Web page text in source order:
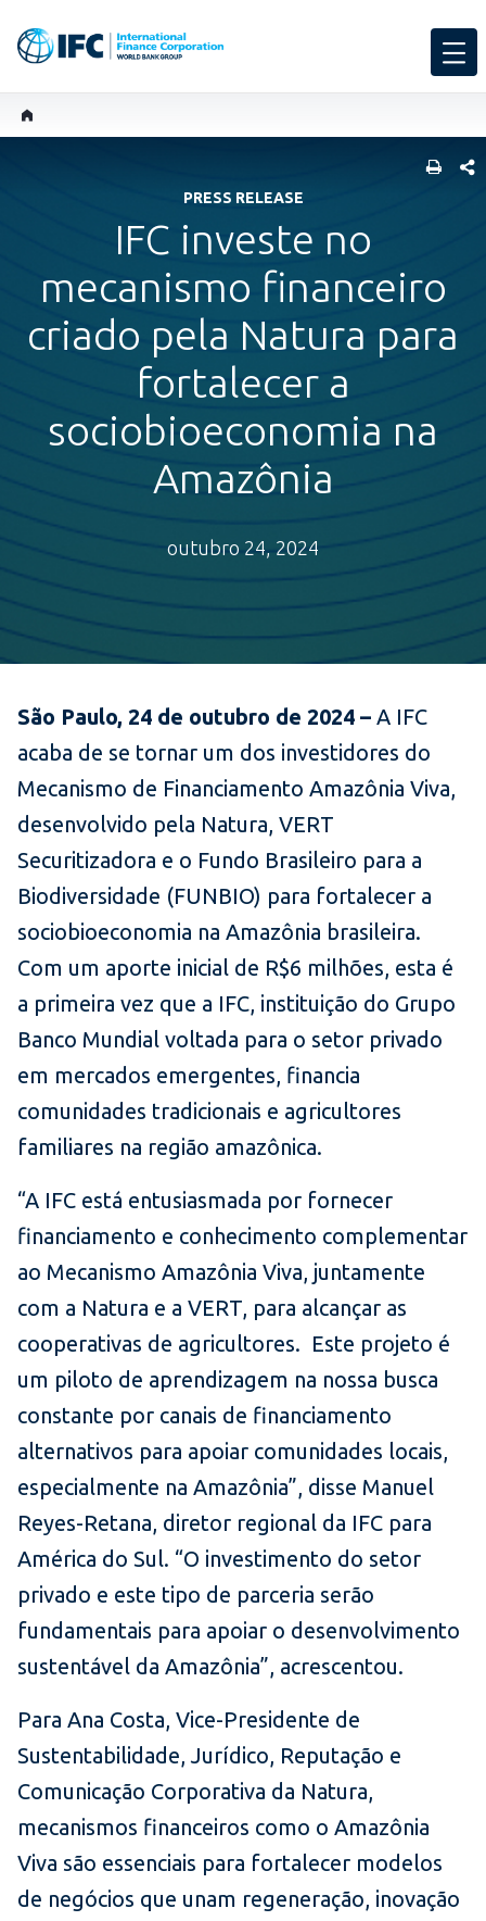
PRESS RELEASE
IFC investe no
mecanismo financeiro
criado pela Natura para
fortalecer a
sociobioeconomia na
Amazônia
outubro 24, 2024
São Paulo, 24 de outubro de 2024 – A IFC
acaba de se tornar um dos investidores do
Mecanismo de Financiamento Amazônia Viva,
desenvolvido pela Natura, VERT
Securitizadora e o Fundo Brasileiro para a
Biodiversidade (FUNBIO) para fortalecer a
sociobioeconomia na Amazônia brasileira.
Com um aporte inicial de R$6 milhões, esta é
a primeira vez que a IFC, instituição do Grupo
Banco Mundial voltada para o setor privado
em mercados emergentes, financia
comunidades tradicionais e agricultores
familiares na região amazônica.
“A IFC está entusiasmada por fornecer
financiamento e conhecimento complementar
ao Mecanismo Amazônia Viva, juntamente
com a Natura e a VERT, para alcançar as
cooperativas de agricultores. Este projeto é
um piloto de aprendizagem na nossa busca
constante por canais de financiamento
alternativos para apoiar comunidades locais,
especialmente na Amazônia”, disse Manuel
Reyes-Retana, diretor regional da IFC para
América do Sul. “O investimento do setor
privado e este tipo de parceria serão
fundamentais para apoiar o desenvolvimento
sustentável da Amazônia”, acrescentou.
Para Ana Costa, Vice-Presidente de
Sustentabilidade, Jurídico, Reputação e
Comunicação Corporativa da Natura,
mecanismos financeiros como o Amazônia
Viva são essenciais para fortalecer modelos
de negócios que unam regeneração, inovação